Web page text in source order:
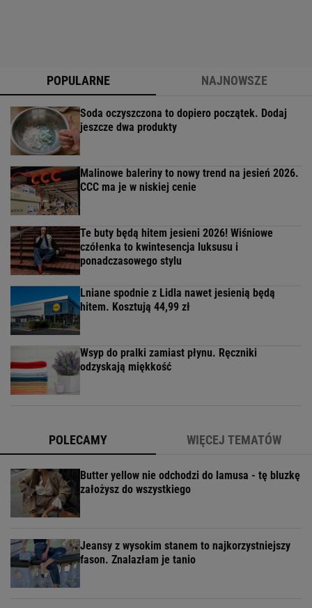
POPULARNE NAJNOWSZE
Soda oczyszczona to dopiero początek. Dodaj
jeszcze dwa produkty
Malinowe baleriny to nowy trend na jesień 2026.
CCC ma je w niskiej cenie
Te buty będą hitem jesieni 2026! Wiśniowe
czółenka to kwintesencja luksusu i
ponadczasowego stylu
Lniane spodnie z Lidla nawet jesienią będą
hitem. Kosztują 44,99 zł
Wsyp do pralki zamiast płynu. Ręczniki
odzyskają miękkość
POLECAMY WIĘCEJ TEMATÓW
Butter yellow nie odchodzi do lamusa - tę bluzkę
założysz do wszystkiego
Jeansy z wysokim stanem to najkorzystniejszy
fason. Znalazłam je tanio